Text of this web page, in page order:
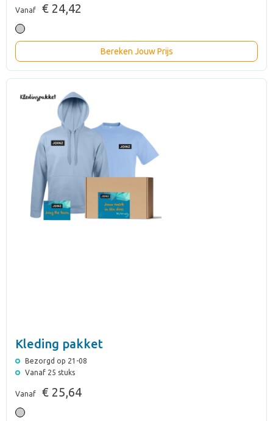
Vanaf € 24,42
Bereken Jouw Prijs
Kleding pakket
Bezorgd op 21-08
Vanaf 25 stuks
Vanaf € 25,64